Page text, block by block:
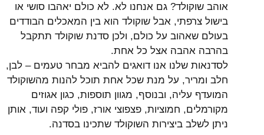
אוהב שוקולד? גם אנחנו לא. לא כולם יאהבו סושי או
בישול צרפתי, אבל שוקולד הוא בין המאכלים הבודדים
בעולם שאהוב על כולם, ולכן סדנת שוקולד תתקבל
בהרבה אהבה אצל כל אחת.
לסדנאות שלנו אנו דואגים להביא מבחר טעמים – לבן,
חלב ומריר, על מנת שכל אחת תוכל להנות מהשוקולד
המועדף עליה, ובנוסף, מגוון תוספות, כגון אגוזים
מקורמלים, חמוציות, פצפוצי אורז, פולי קפה ועוד, אותן
ניתן לשלב ביצירות השוקולד שתכינו בסדנה.